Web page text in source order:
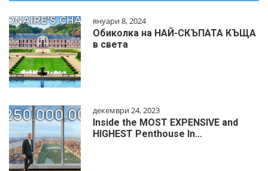
януари 8, 2024
Обиколка на НАЙ-СКЪПАТА КЪЩА
в света
декември 24, 2023
Inside the MOST EXPENSIVE and
HIGHEST Penthouse In…